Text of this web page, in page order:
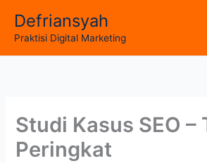
content
Defriansyah
Praktisi Digital Marketing
Studi Kasus SEO –
Peringkat